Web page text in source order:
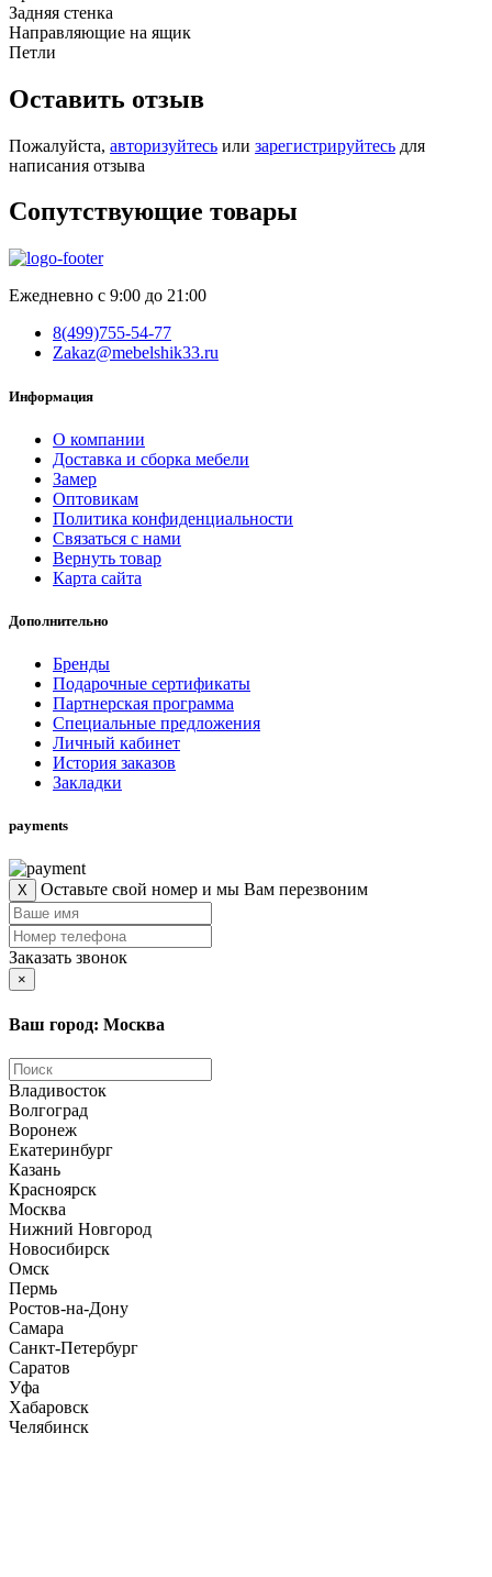
Задняя стенка
Направляющие на ящик
Петли
Оставить отзыв
Пожалуйста, авторизуйтесь или зарегистрируйтесь для
написания отзыва
Сопутствующие товары
Ежедневно с 9:00 до 21:00
8(499)755-54-77
Zakaz@mebelshik33.ru
Информация
О компании
Доставка и сборка мебели
Замер
Оптовикам
Политика конфиденциальности
Связаться с нами
Вернуть товар
Карта сайта
Дополнительно
Бренды
Подарочные сертификаты
Партнерская программа
Специальные предложения
Личный кабинет
История заказов
Закладки
payments
X Оставьте свой номер и мы Вам перезвоним
Заказать звонок
×
Ваш город: Москва
Владивосток
Волгоград
Воронеж
Екатеринбург
Казань
Красноярск
Москва
Нижний Новгород
Новосибирск
Омск
Пермь
Ростов-на-Дону
Самара
Санкт-Петербург
Саратов
Уфа
Хабаровск
Челябинск